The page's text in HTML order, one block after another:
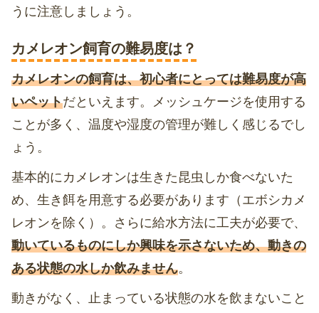
うに注意しましょう。
カメレオン飼育の難易度は？
カメレオンの飼育は、初心者にとっては難易度が高
いペットだといえます。メッシュケージを使用する
ことが多く、温度や湿度の管理が難しく感じるでし
ょう。
基本的にカメレオンは生きた昆虫しか食べないた
め、生き餌を用意する必要があります（エボシカメ
レオンを除く）。さらに給水方法に工夫が必要で、
動いているものにしか興味を示さないため、動きの
ある状態の水しか飲みません。
動きがなく、止まっている状態の水を飲まないこと